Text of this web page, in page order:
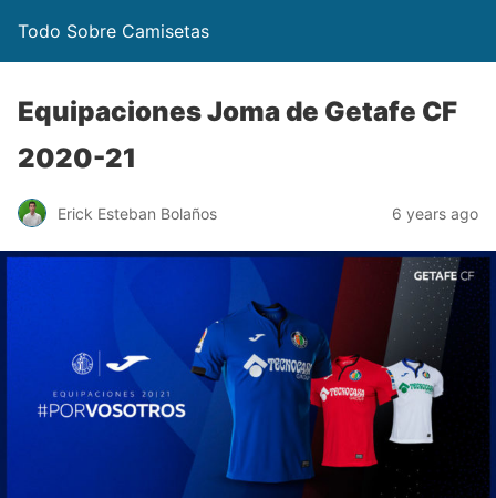
Todo Sobre Camisetas
Equipaciones Joma de Getafe CF
2020-21
Erick Esteban Bolaños 6 years ago